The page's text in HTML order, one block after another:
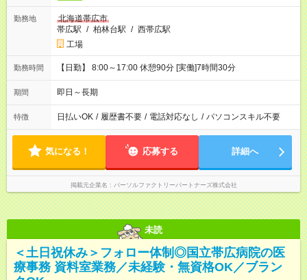
勤務地
北海道帯広市
帯広駅 / 柏林台駅 / 西帯広駅
工場
勤務時間 【日勤】 8:00～17:00 休憩90分 [実働]7時間30分
期間 即日～長期
特徴 日払いOK / 履歴書不要 / 電話対応なし / パソコンスキル不要
気になる！ 応募する 詳細へ
掲載元企業名 パーソルファクトリーパートナーズ株式会社
未読
＜土日祝休み＞フォロー体制◎国立帯広病院の医
療事務 資料室業務／未経験・無資格OK／ブラン